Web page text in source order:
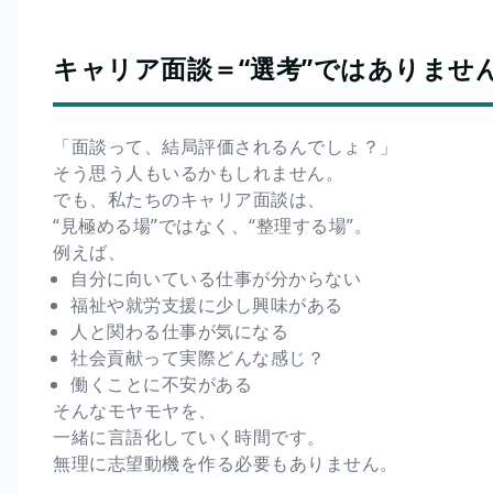
キャリア面談＝“選考”ではありませ
「面談って、結局評価されるんでしょ？」
そう思う人もいるかもしれません。
でも、私たちのキャリア面談は、
“見極める場”ではなく、“整理する場”。
例えば、
自分に向いている仕事が分からない
福祉や就労支援に少し興味がある
人と関わる仕事が気になる
社会貢献って実際どんな感じ？
働くことに不安がある
そんなモヤモヤを、
一緒に言語化していく時間です。
無理に志望動機を作る必要もありません。